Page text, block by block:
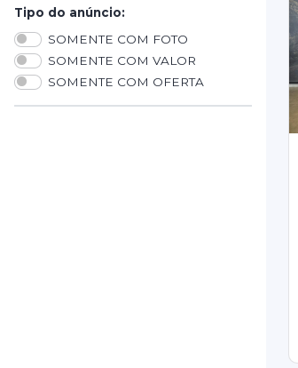
Tipo do anúncio:
SOMENTE COM FOTO
SOMENTE COM VALOR
SOMENTE COM OFERTA